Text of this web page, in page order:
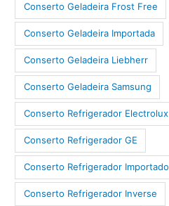
Conserto Geladeira Frost Free
Conserto Geladeira Importada
Conserto Geladeira Liebherr
Conserto Geladeira Samsung
Conserto Refrigerador Electrolux
Conserto Refrigerador GE
Conserto Refrigerador Importado
Conserto Refrigerador Inverse